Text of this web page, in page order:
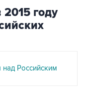
году
Российским